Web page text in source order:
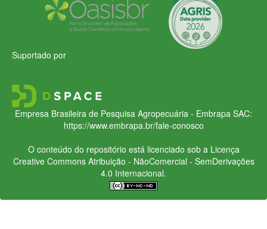
Suportado por
Empresa Brasileira de Pesquisa Agropecuária - Embrapa SAC:
https://www.embrapa.br/fale-conosco
O conteúdo do repositório está licenciado sob a Licença
Creative CommonsAtribuição - NãoComercial - SemDerivações
4.0 Internacional.